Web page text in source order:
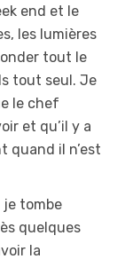
end et le
les lumières
tout le
tout seul. Je
le chef
et qu’il y a
quand il n’est
je tombe
quelques
la